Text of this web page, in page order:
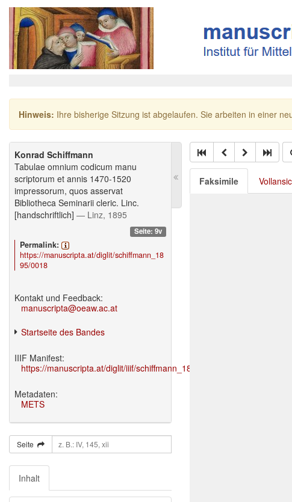
Hinweis: Ihre bisherige Sitzung ist abgelaufen. Sie arbeiten in einer
Konrad Schiffmann
Tabulae omnium codicum manu
scriptorum et annis 1470-1520
impressorum, quos asservat
Bibliotheca Seminarii cleric. Linc.
[handschriftlich] — Linz, 1895
Seite: 9v
Permalink:
https://manuscripta.at/diglit/schiffmann_18
95/0018
Kontakt und Feedback:
manuscripta@oeaw.ac.at
Startseite des Bandes
IIIF Manifest:
https://manuscripta.at/diglit/iiif/schiffmann_1895/manifest.json
Metadaten:
METS
Seite
Inhalt
Faksimile